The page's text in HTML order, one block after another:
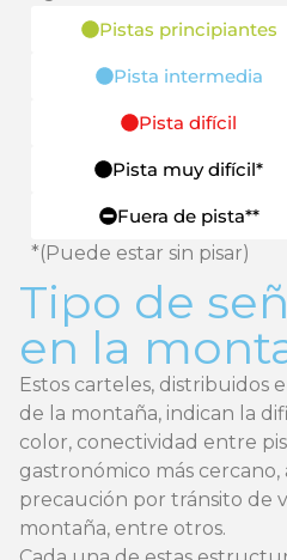
Pistas principiantes
Pista intermedia
Pista difícil
Pista muy difícil*
Fuera de pista**
*(Puede estar sin pisar)
Tipo de
en la
Estos carteles, distribuidos
de la montaña, indican la
color, conectividad entre
gastronómico más cercano,
precaución por tránsito de
montaña, entre otros.